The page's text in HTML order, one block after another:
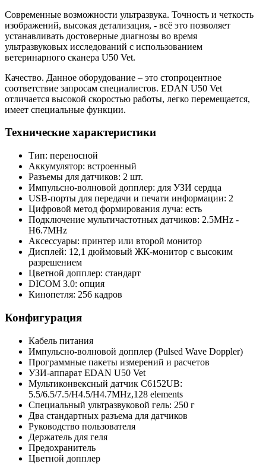
Современные возможности ультразвука. Точность и четкость
изображений, высокая детализация, - всё это позволяет
устанавливать достоверные диагнозы во время
ультразвуковых исследований с использованием
ветеринарного сканера U50 Vet.
Качество. Данное оборудование – это стопроцентное
соответствие запросам специалистов. EDAN U50 Vet
отличается высокой скоростью работы, легко перемещается,
имеет специальные функции.
Технические характеристики
Тип: переносной
Аккумулятор: встроенный
Разъемы для датчиков: 2 шт.
Импульсно-волновой допплер: для УЗИ сердца
USB-порты для передачи и печати информации: 2
Цифровой метод формирования луча: есть
Подключение мультичастотных датчиков: 2.5MHz -
H6.7MHz
Аксессуары: принтер или второй монитор
Дисплей: 12,1 дюймовый ЖК-монитор с высоким
разрешением
Цветной допплер: стандарт
DICOM 3.0: опция
Кинопетля: 256 кадров
Конфигурация
Кабель питания
Импульсно-волновой допплер (Pulsed Wave Doppler)
Программные пакеты измерений и расчетов
УЗИ-аппарат EDAN U50 Vet
Мультиконвексный датчик C6152UB:
5.5/6.5/7.5/H4.5/H4.7MHz,128 elements
Специальный ультразвуковой гель: 250 г
Два стандартных разъема для датчиков
Руководство пользователя
Держатель для геля
Предохранитель
Цветной допплер